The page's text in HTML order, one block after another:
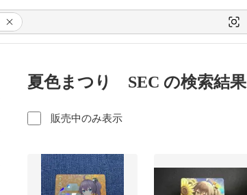
夏色まつり SEC の検索結果
販売中のみ表示